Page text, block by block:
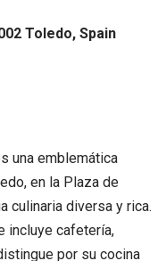
Toledo, Spain
una emblemática
en la Plaza de
culinaria diversa y rica.
incluye cafetería,
por su cocina